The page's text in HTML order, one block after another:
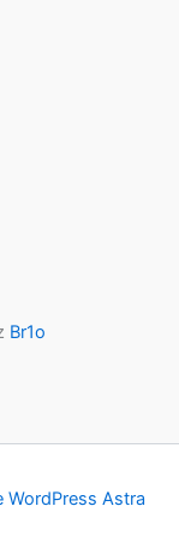
Br1o
WordPress Astra